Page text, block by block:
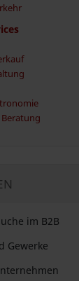
im B2B
Gewerke